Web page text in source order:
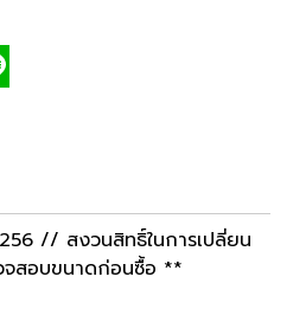
// สงวนสิทธิ์ในการเปลี่ยน
สอบขนาดก่อนซื้อ **